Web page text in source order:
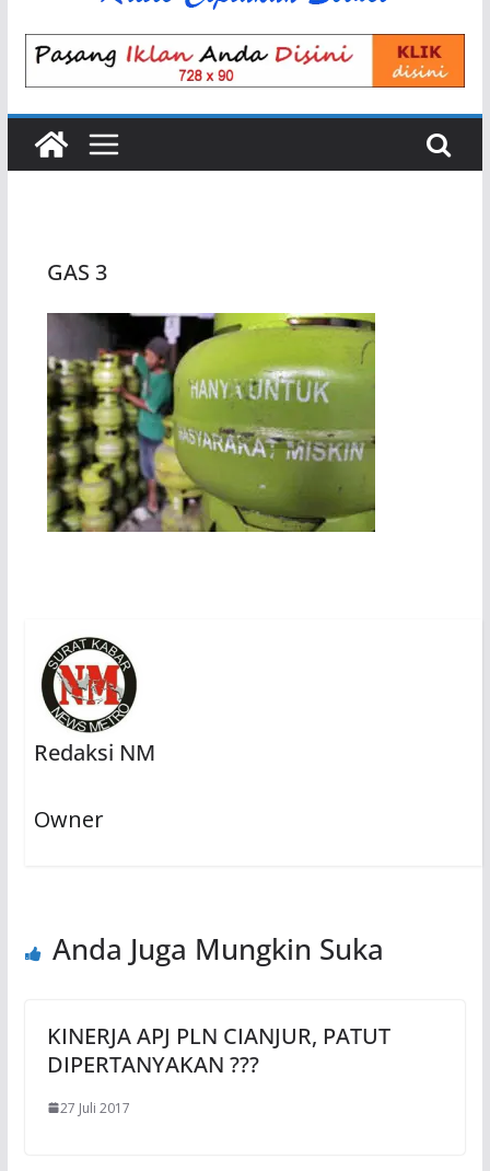
GAS 3
Redaksi NM
Owner
Anda Juga Mungkin Suka
KINERJA APJ PLN CIANJUR, PATUT
DIPERTANYAKAN ???
27 Juli 2017